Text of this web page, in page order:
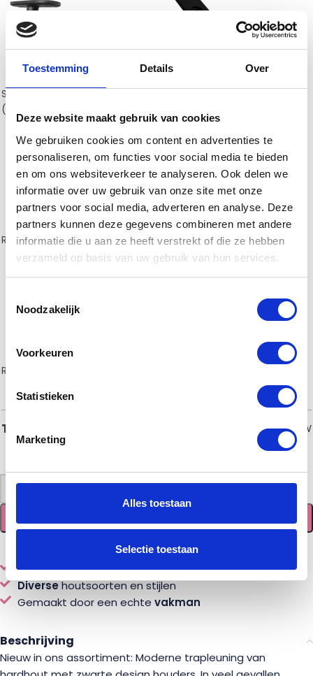
Toestemming Details Over
Deze website maakt gebruik van cookies
We gebruiken cookies om content en advertenties te
personaliseren, om functies voor social media te bieden
en om ons websiteverkeer te analyseren. Ook delen we
informatie over uw gebruik van onze site met onze
partners voor social media, adverteren en analyse. Deze
partners kunnen deze gegevens combineren met andere
informatie die u aan ze heeft verstrekt of die ze hebben
verzameld op basis van uw gebruik van hun services.
Noodzakelijk
Voorkeuren
Statistieken
Marketing
Alles toestaan
Selectie toestaan
Staal robuust model GV
(€11,50)
RVS Wit type GV(€15,00) RVS Grijs type GV (€17,50)
RVS Type IV
Totaal 50,00incl. BTW
Eenvoudigonlinesamenstellen en bestellen
Diversehoutsoorten en stijlen
Gemaakt door een echte vakman
Beschrijving
Nieuw in ons assortiment: Moderne trapleuning van